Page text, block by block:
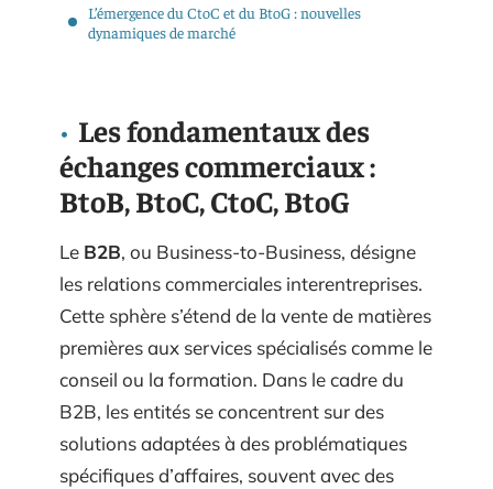
L’émergence du CtoC et du BtoG : nouvelles
dynamiques de marché
Les fondamentaux des
échanges commerciaux :
BtoB, BtoC, CtoC, BtoG
Le B2B, ou Business-to-Business, désigne
les relations commerciales interentreprises.
Cette sphère s’étend de la vente de matières
premières aux services spécialisés comme le
conseil ou la formation. Dans le cadre du
B2B, les entités se concentrent sur des
solutions adaptées à des problématiques
spécifiques d’affaires, souvent avec des